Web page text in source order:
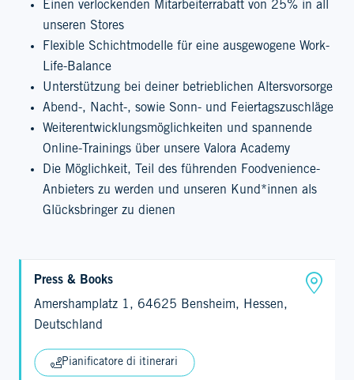
Einen verlockenden Mitarbeiterrabatt von 25% in all
unseren Stores
Flexible Schichtmodelle für eine ausgewogene Work-
Life-Balance
Unterstützung bei deiner betrieblichen Altersvorsorge
Abend-, Nacht-, sowie Sonn- und Feiertagszuschläge
Weiterentwicklungsmöglichkeiten und spannende
Online-Trainings über unsere Valora Academy
Die Möglichkeit, Teil des führenden Foodvenience-
Anbieters zu werden und unseren Kund*innen als
Glücksbringer zu dienen
Press & Books
Amershamplatz 1, 64625 Bensheim, Hessen,
Deutschland
Pianificatore di itinerari